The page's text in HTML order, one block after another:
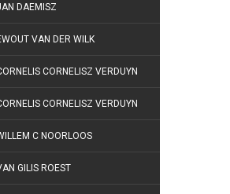
DAEMISZ
VAN DER WILK
CORNELISZ VERDUYN
CORNELISZ VERDUYN
C NOORLOOS
GILIS ROEST